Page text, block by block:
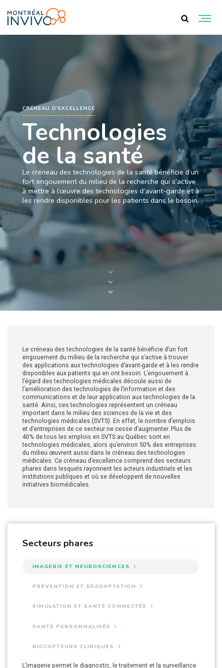
CRÉNEAU D'EXCELLENCE
Technologies
de la santé
Le créneau des technologies de la santé bénéficie d’un
fort engouement du milieu de la recherche qui s’active
à mettre à l’œuvre des technologies d’avant-garde et à
les rendre disponibles pour les patients dans le besoin.
Le créneau des technologies de la santé bénéficie d’un fort
engouement du milieu de la recherche qui s’active à trouver
des applications aux technologies d’avant-garde et à les rendre
disponibles aux patients qui en ont besoin. L’engouement à
l’égard des technologies médicales découle aussi de
l’amélioration des technologies de l’information et des
communications et de leur application aux technologies de la
santé. Ainsi, ces technologies représentent un créneau
important dans le milieu des sciences de la vie et des
technologies médicales (SVTS). En effet, le nombre d’emplois
et d’entreprises de ce secteur ne cesse d’augmenter. Plus de
40% de tous les emplois en SVTS au Québec sont en
technologies médicales, alors qu’environ 50% des entreprises
du milieu œuvrent aussi dans le créneau des technologies
médicales. Ce créneau d’excellence comprend des secteurs
phares dans lesquels rayonnent les acteurs industriels et les
institutions publiques et où se développent de nouvelles
initiatives biomédicales.
Secteurs phares
IMAGERIE ET NEUROSCIENCES
PRÉVENTION ET RÉADAPTATION
SIMULATION ET SANTÉ CONNECTÉE
SANTÉ PERSONNALISÉE
BIOCAPTEURS CLINIQUES
L’imagerie permet le diagnostic, le traitement et la surveillance
Ce secteur phare des technologies médicales regroupe
Lesobjets connectésfont partie des technologies de la
La télémédecine et les soins de santé virtuels sont des
Montréal InVivo a produit un répertoire / tableau de bord sur les